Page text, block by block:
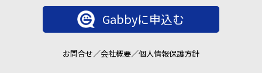
Gabbyに申込む
お問合せ／会社概要／個人情報保護方針